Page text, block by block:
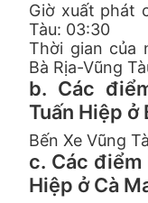
Giờ xuất phát
Tàu: 03:30
Thời gian của
Bà Rịa-Vũng
b. Các
Tuấn Hiệp ở
Bến Xe Vũng
c. Các điểm
Hiệp ở Cà